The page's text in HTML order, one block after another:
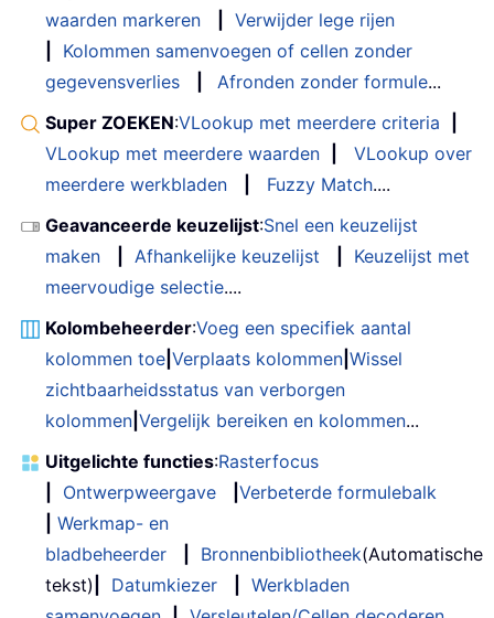
waarden markeren
Verwijder lege rijen
Kolommen samenvoegen of cellen zonder
gegevensverlies
Afronden zonder formule...
Super ZOEKEN:VLookup met meerdere criteria
VLookup met meerdere waarden
VLookup over
meerdere werkbladen
Fuzzy Match....
Geavanceerde keuzelijst:Snel een keuzelijst
maken
Afhankelijke keuzelijst
Keuzelijst met
meervoudige selectie....
Kolombeheerder:Voeg een specifiek aantal
kolommen toe Verplaats kolommen Wissel
zichtbaarheidsstatus van verborgen
kolommen Vergelijk bereiken en kolommen...
Uitgelichte functies:Rasterfocus
Ontwerpweergave
Verbeterde formulebalk
Werkmap- en
bladbeheerder
Bronnenbibliotheek(Automatische
tekst)
Datumkiezer
Werkbladen